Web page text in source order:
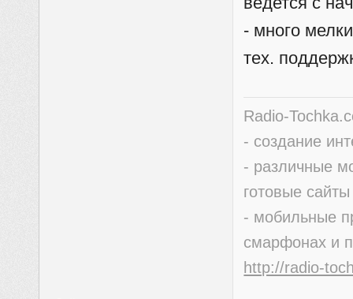
- много
тех.
Radio-
- создание
- различные
готовые
- мобильные
смарфонах и
http://radio-